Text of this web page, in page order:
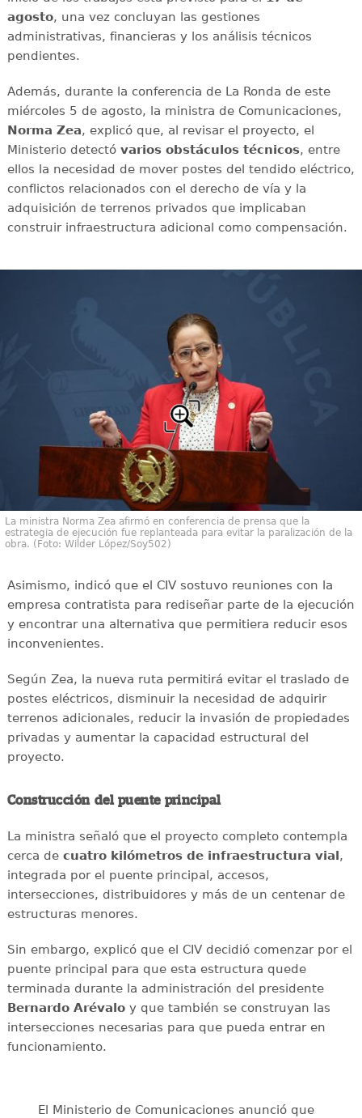
agosto, una vez concluyan las gestiones
administrativas, financieras y los análisis técnicos
pendientes.
Además, durante la conferencia de La Ronda de este
miércoles 5 de agosto, la ministra de Comunicaciones,
Norma Zea, explicó que, al revisar el proyecto, el
Ministerio detectó varios obstáculos técnicos, entre
ellos la necesidad de mover postes del tendido eléctrico,
conflictos relacionados con el derecho de vía y la
adquisición de terrenos privados que implicaban
construir infraestructura adicional como compensación.
La ministra Norma Zea afirmó en conferencia de prensa que la
estrategia de ejecución fue replanteada para evitar la paralización de la
obra. (Foto: Wilder López/Soy502)
Asimismo, indicó que el CIV sostuvo reuniones con la
empresa contratista para rediseñar parte de la ejecución
y encontrar una alternativa que permitiera reducir esos
inconvenientes.
Según Zea, la nueva ruta permitirá evitar el traslado de
postes eléctricos, disminuir la necesidad de adquirir
terrenos adicionales, reducir la invasión de propiedades
privadas y aumentar la capacidad estructural del
proyecto.
Construcción del puente principal
La ministra señaló que el proyecto completo contempla
cerca de cuatro kilómetros de infraestructura vial,
integrada por el puente principal, accesos,
intersecciones, distribuidores y más de un centenar de
estructuras menores.
Sin embargo, explicó que el CIV decidió comenzar por el
puente principal para que esta estructura quede
terminada durante la administración del presidente
Bernardo Arévaloy que también se construyan las
intersecciones necesarias para que pueda entrar en
funcionamiento.
El Ministerio de Comunicaciones anunció que